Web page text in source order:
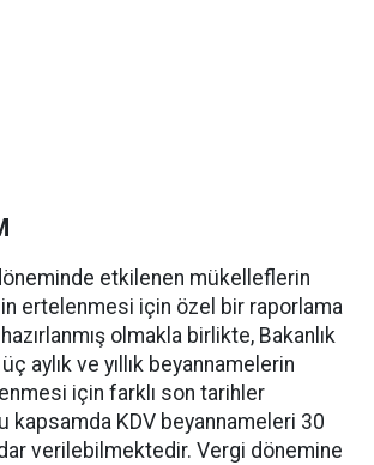
etkilenen mükelleflerin
ertelenmesi için özel bir raporlama
olmakla birlikte, Bakanlık
aylık ve yıllık beyannamelerin
için farklı son tarihler
kapsamda KDV beyannameleri 30
verilebilmektedir. Vergi dönemine